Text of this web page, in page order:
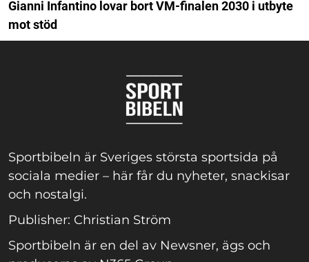
Gianni Infantino lovar bort VM-finalen 2030 i utbyte
mot stöd
Sportbibeln är Sveriges största sportsida på
sociala medier – här får du nyheter, snackisar
och nostalgi.
Publisher: Christian Ström
Sportbibeln är en del av Newsner, ägs och